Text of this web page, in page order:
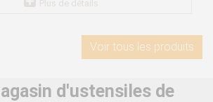
Voir tous les produits
d'ustensiles de